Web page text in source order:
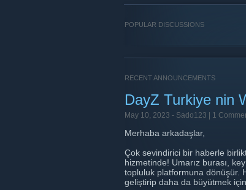
POPULAR DISCUSSIONS
RECENT ANNOUNCEMENTS
DayZ Turkiye nin
May 10, 2023 - Sado123 | 1
Merhaba arkadaşlar,
Çok sevindirici bir haberle
hizmetinde! Umarız burası,
topluluk platformuna dönüşür.
geliştirip daha da büyütmek